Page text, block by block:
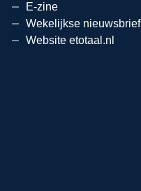
E-zine
Wekelijkse nieuwsbrief
Website etotaal.nl